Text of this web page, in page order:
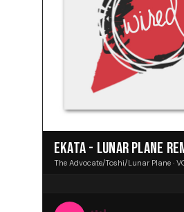
EKATA - LUNAR PLANE
The Advocate/Toshi/Lunar Plane ·